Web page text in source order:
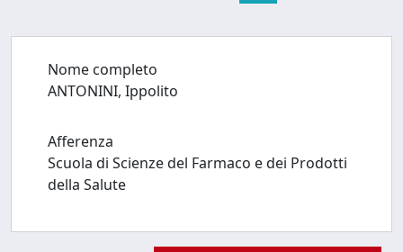
Nome completo
ANTONINI, Ippolito
Afferenza
Scuola di Scienze del Farmaco e dei Prodotti
della Salute